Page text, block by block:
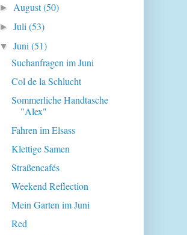
► August(50)
►Juli(53)
▼Juni(51)
Suchanfragen im Juni
Col de la Schlucht
Sommerliche Handtasche
"Alex"
Fahren im Elsass
Klettige Samen
Straßencafés
Weekend Reflection
Mein Garten im Juni
Red